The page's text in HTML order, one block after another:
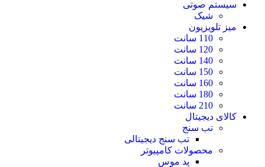
سیستم صوتی
شیک
میز تلویزیون
110 سانت
120 سانت
140 سانت
150 سانت
160 سانت
180 سانت
210 سانت
کالای دیجیتال
تب سنج
تب سنج دیجیتالی
محصولات کامپیوتر
پد موس